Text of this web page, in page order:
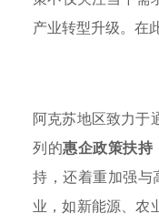
产业转型升级。在
阿克苏地区致力于
列的惠企政策扶持
持，还着重加强
业，如新能源、农